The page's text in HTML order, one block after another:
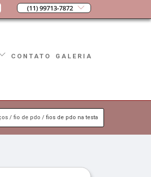
(11) 99713-7872
CONTATO GALERIA
fio de pdo fios de pdo na testa